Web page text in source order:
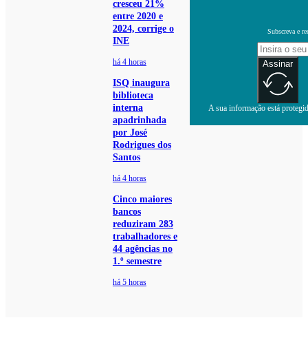
cresceu 21%
entre 2020 e
2024, corrige o
INE
há 4 horas
ISQ inaugura
biblioteca
interna
apadrinhada
por José
Rodrigues dos
Santos
há 4 horas
Cinco maiores
bancos
reduziram 283
trabalhadores e
44 agências no
1.º semestre
há 5 horas
Subscreva e
Assinar
A sua informação está